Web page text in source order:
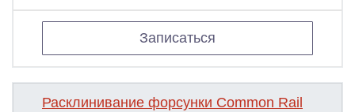
Записаться
Расклинивание форсунки Common Rail